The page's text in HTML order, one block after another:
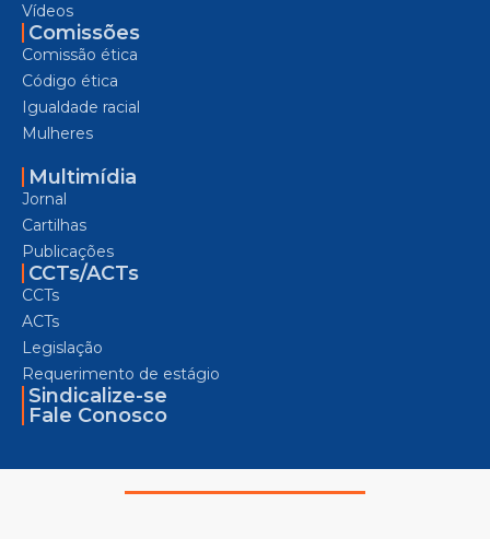
Vídeos
Comissões
Comissão ética
Código ética
Igualdade racial
Mulheres
Multimídia
Jornal
Cartilhas
Publicações
CCTs/ACTs
CCTs
ACTs
Legislação
Requerimento de estágio
Sindicalize-se
Fale Conosco